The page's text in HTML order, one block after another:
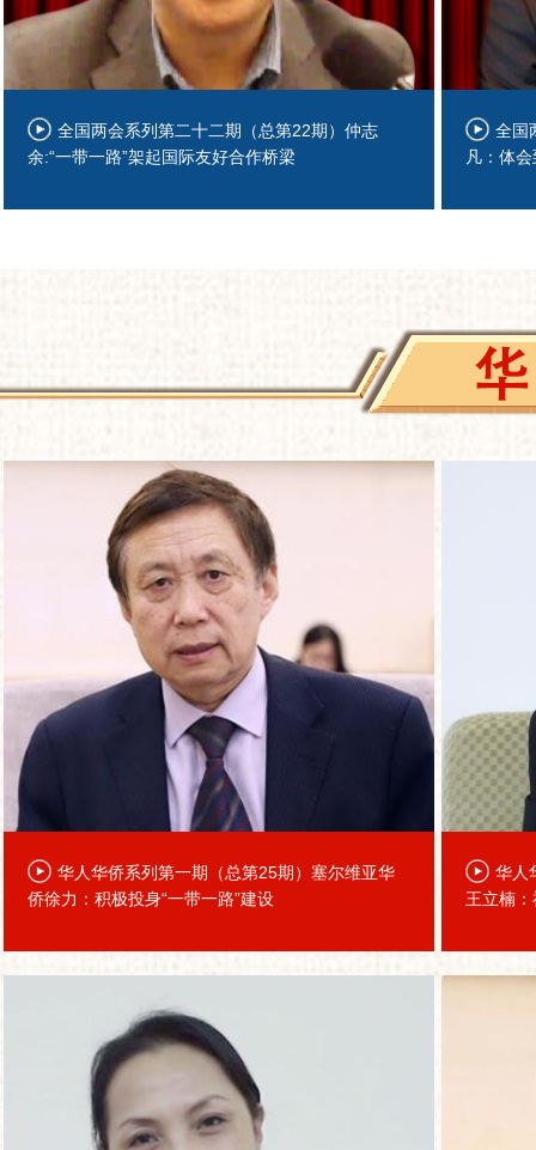
全国两会系列第二十二期（总第22期）仲志
余:“一带一路”架起国际友好合作桥梁
全国
凡：体
华人华侨系列第一期（总第25期）塞尔维亚华
侨徐力：积极投身“一带一路”建设
华人
王立楠